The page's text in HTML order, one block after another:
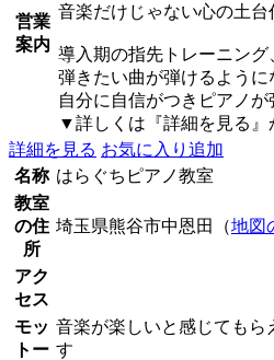
営業
案内
音楽だけじゃない心の土台
導入期の指先トレーニン
弾きたい曲が弾けるように
自分に自信がつきピアノが
▼詳しくは『詳細を見る
詳細を見る お気に入り追加
名称 はらぐちピアノ教室
教室
の住
所
埼玉県熊谷市中恩田（地図
アク
セス
モッ
トー
音楽が楽しいと感じてもら
す